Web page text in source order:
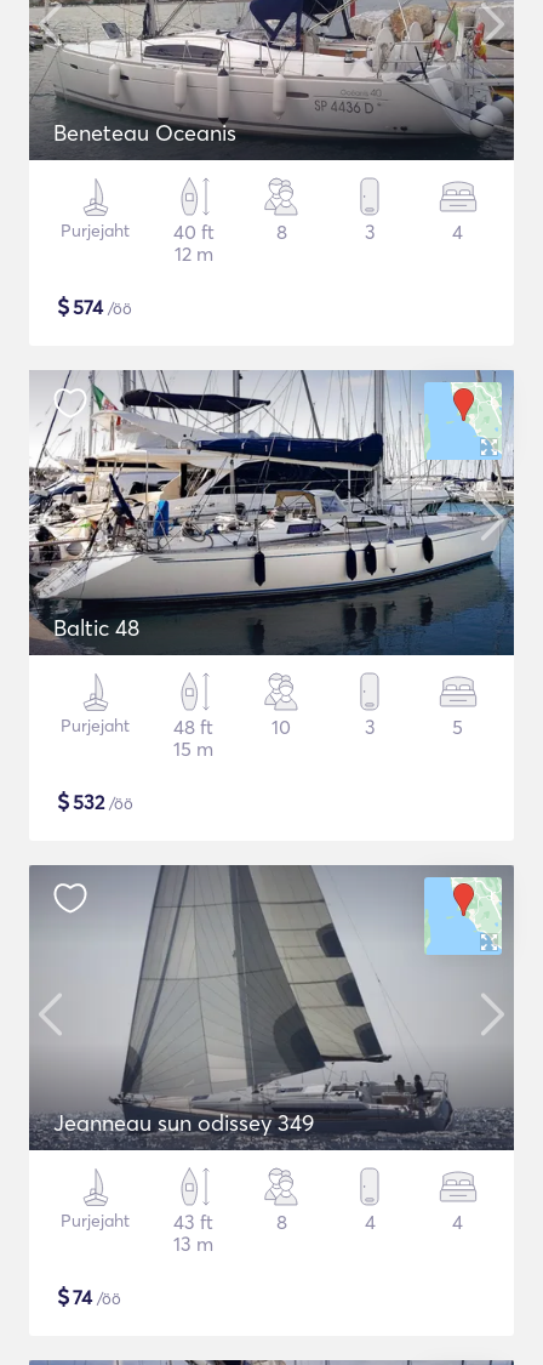
Beneteau Oceanis
Purjejaht
40 ft
12 m
8 3 4
$574/öö
Baltic 48
Purjejaht
48 ft
15 m
10 3 5
$532/öö
Jeanneau sun odissey 349
Purjejaht
43 ft
13 m
8 4 4
$74/öö